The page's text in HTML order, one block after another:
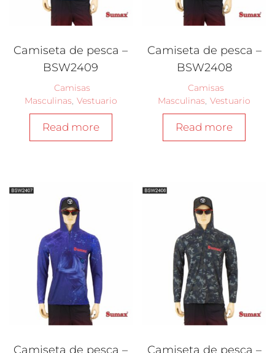
Camiseta de pesca –
BSW2409
Camisas
Masculinas Vestuario
Read more
Camiseta de pesca –
BSW2408
Camisas
Masculinas Vestuario
Read more
Camiseta de pesca – Camiseta de pesca –